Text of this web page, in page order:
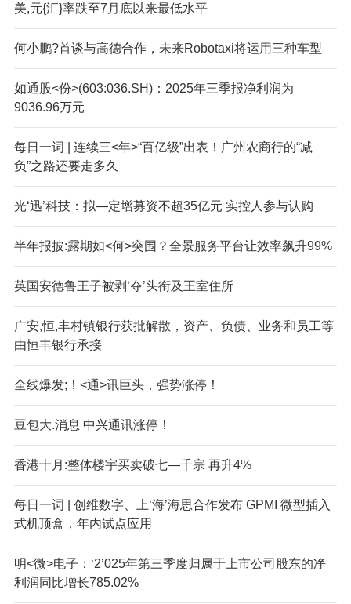
美,元{汇}率跌至7月底以来最低水平
何小鹏?首谈与高德合作，未来Robotaxi将运用三种车型
如通股<份>(603:036.SH)：2025年三季报净利润为
9036.96万元
每日一词 | 连续三<年>“百亿级”出表！广州农商行的“减
负”之路还要走多久
光‘迅’科技：拟—定增募资不超35亿元 实控人参与认购
半年报披:露期如<何>突围？全景服务平台让效率飙升99%
英国安德鲁王子被剥‘夺’头衔及王室住所
广安,恒,丰村镇银行获批解散，资产、负债、业务和员工等
由恒丰银行承接
全线爆发;！<通>讯巨头，强势涨停！
豆包大.消息 中兴通讯涨停！
香港十月:整体楼宇买卖破七—千宗 再升4%
每日一词 | 创维数字、上‘海’海思合作发布 GPMI 微型插入
式机顶盒，年内试点应用
明<微>电子：‘2’025年第三季度归属于上市公司股东的净
利润同比增长785.02%